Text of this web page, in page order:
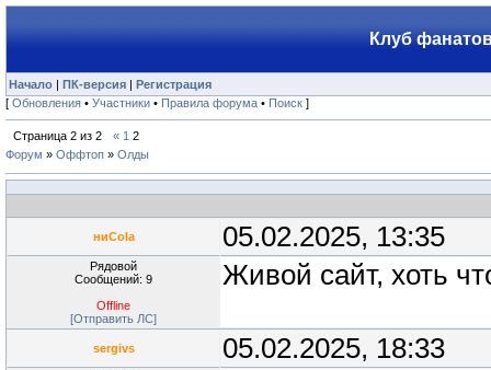
Клуб
Начало | ПК-версия | Регистрация
[ Обновления • Участники • Правила форума • Поиск ]
Страница 2 из 2 « 1 2
Форум » Оффтоп » Олды
ниCola 05.02.2025, 13:35
Рядовой
Сообщений: 9
Offline
[Отправить ЛС]
Живой сайт, хоть
sergivs 05.02.2025, 18:33